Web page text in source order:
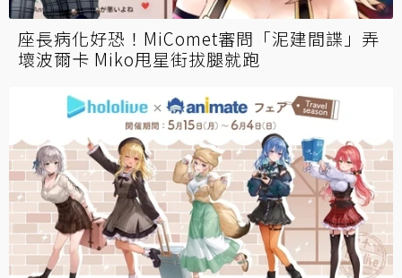
座長病化好恐！MiComet審問「泥建間諜」弄
壞波爾卡 Miko甩星街拔腿就跑